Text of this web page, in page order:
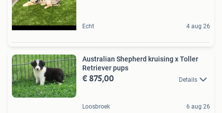
Echt 4 aug 26
Australian Shepherd kruising x Toller
Retriever pups
€ 875,00 Details
Loosbroek 6 aug 26